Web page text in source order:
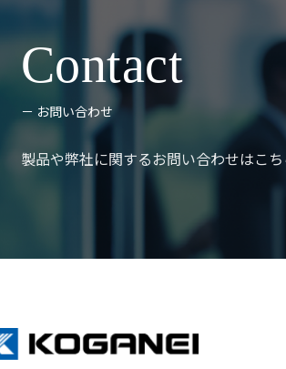
Contact
－ お問い合わせ
製品や弊社に関するお問い合わせはこ